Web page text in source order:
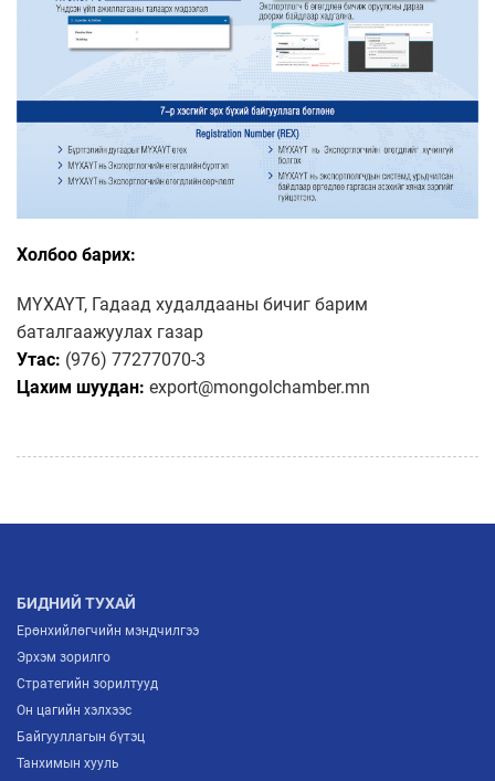
Холбоо барих:
МҮХАҮТ, Гадаад худалдааны бичиг барим
баталгаажуулах газар
Утас: (976) 77277070-3
Цахим шуудан: export@mongolchamber.mn
БИДНИЙ ТУХАЙ
Ерөнхийлөгчийн мэндчилгээ
Эрхэм зорилго
Стратегийн зорилтууд
Он цагийн хэлхээс
Байгууллагын бүтэц
Танхимын хууль